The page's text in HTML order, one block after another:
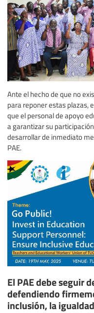
Ante el hecho de que no
para reponer estas plazas,
que el personal de apoyo
a garantizar su
desarrollar de inmediato
PAE.
El PAE debe seguir
defendiendo
inclusión, la